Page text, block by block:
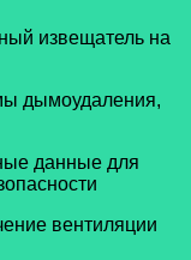
извещатель на
дымоудаления,
данные для
вентиляции